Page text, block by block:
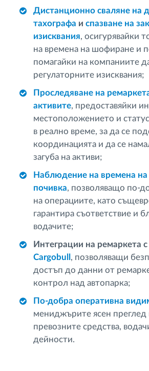
Дистанционно сваляне на
тахографа и спазване на
изисквания, осигурявайки
на времена на шофиране и
помагайки на компаниите
регулаторните изисквания;
Проследяване на
активите, предоставяйки
местоположението и
в реално време, за да се
координацията и да се
загуба на активи;
Наблюдение на времена
почивка, позволяващо по-
на операциите, като
гарантира съответствие и
водачите;
Интеграции на ремаркета с
Cargobull , позволяващи
достъп до данни от
контрол над автопарка;
По-добра оперативна
мениджърите ясен преглед
превозните средства,
дейности.